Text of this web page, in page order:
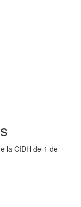
la CIDH de 1 de